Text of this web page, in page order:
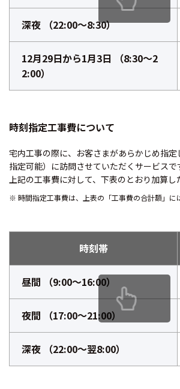
深夜 （22:00〜8:30）
12月29日から1月3日 （8:30〜2
2:00）
時刻指定工事費について
宅内工事の際に、お客さまがあらかじめ指
指定可能）に訪問させていただくサービスで
上記の工事費に対して、下表のとおり加算し
時間指定工事費は、上表の「工事費の合計額」に
時刻帯
昼間 （9:00〜16:00）
夜間 （17:00〜21:00）
深夜 （22:00〜翌8:00）